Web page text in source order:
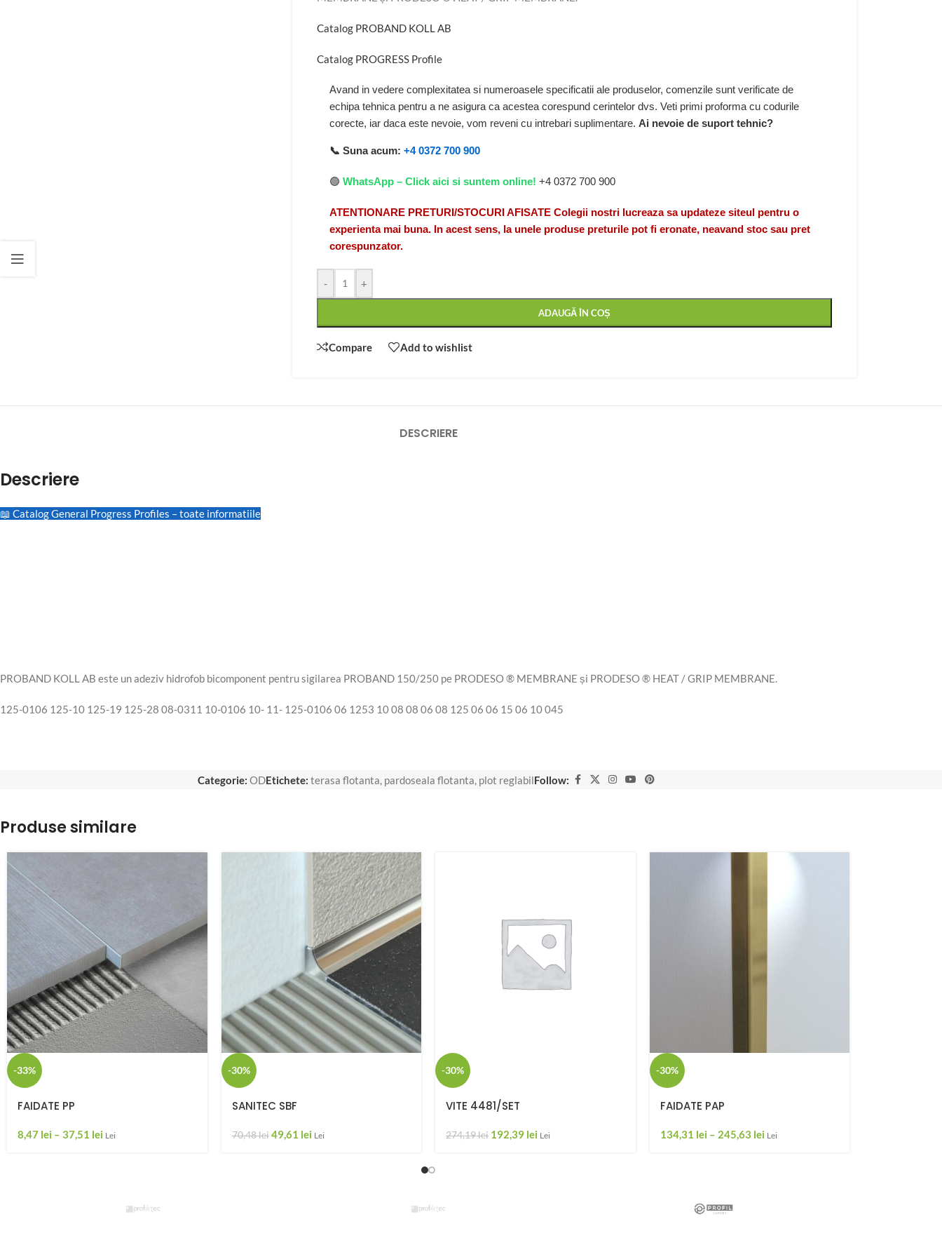
Catalog PROBAND KOLL AB
Catalog PROGRESS Profile
Avand in vedere complexitatea si numeroasele specificatii ale produselor, comenzile sunt verificate de
echipa tehnica pentru a ne asigura ca acestea corespund cerintelor dvs. Veti primi proforma cu codurile
corecte, iar daca este nevoie, vom reveni cu intrebari suplimentare. Ai nevoie de suport tehnic?
📞 Suna acum: +4 0372 700 900
🟢 WhatsApp – Click aici si suntem online! +4 0372 700 900
ATENTIONARE PRETURI/STOCURI AFISATE Colegii nostri lucreaza sa updateze siteul pentru o
experienta mai buna. In acest sens, la unele produse preturile pot fi eronate, neavand stoc sau pret
corespunzator.
- +
ADAUGĂ ÎN COȘ
Compare Add to wishlist
DESCRIERE
Descriere
📖 Catalog General Progress Profiles – toate informatiile
PROBAND KOLL AB este un adeziv hidrofob bicomponent pentru sigilarea PROBAND 150/250 pe PRODESO ® MEMBRANE și PRODESO ® HEAT / GRIP MEMBRANE.
125-0106 125-10 125-19 125-28 08-0311 10-0106 10- 11- 125-0106 06 1253 10 08 08 06 08 125 06 06 15 06 10 045
Categorie: ODEtichete: terasa flotanta pardoseala flotanta plot reglabilFollow:
Produse similare
-33%
FAIDATE PP
8,47 lei – 37,51 lei Lei
-30%
SANITEC SBF
70,48lei 49,61 lei Lei
-30%
VITE 4481/SET
274,19lei 192,39 lei Lei
-30%
FAIDATE PAP
134,31 lei – 245,63 lei Lei